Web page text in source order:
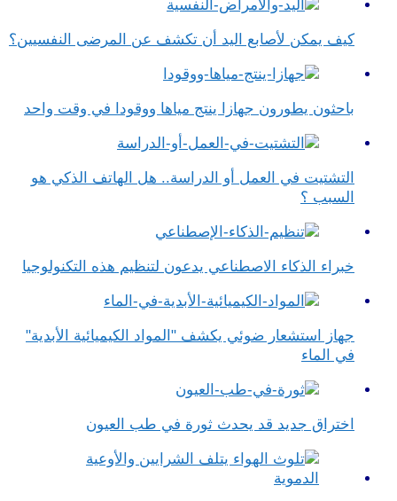
كيف يمكن لأصابع اليد أن تكشف عن المرضى النفسيين؟
باحثون يطورون جهازا ينتج مياها ووقودا في وقت واحد
التشتيت في العمل أو الدراسة.. هل الهاتف الذكي هو
السبب ؟
خبراء الذكاء الاصطناعي يدعون لتنظيم هذه التكنولوجيا
جهاز استشعار ضوئي يكشف "المواد الكيميائية الأبدية"
في الماء
اختراق جديد قد يحدث ثورة في طب العيون